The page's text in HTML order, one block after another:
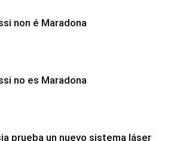
non é Maradona
no es Maradona
prueba un nuevo sistema láser